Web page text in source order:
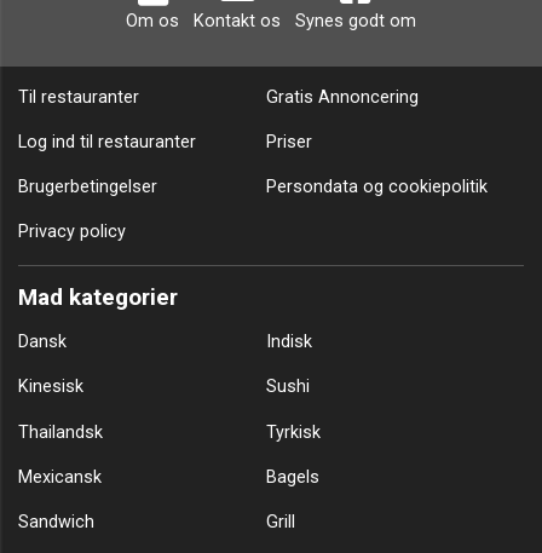
Om os Kontakt os Synes godt om
Til restauranter Gratis Annoncering
Log ind til restauranter Priser
Brugerbetingelser Persondata og cookiepolitik
Privacy policy
Mad kategorier
Dansk Indisk
Kinesisk Sushi
Thailandsk Tyrkisk
Mexicansk Bagels
Sandwich Grill